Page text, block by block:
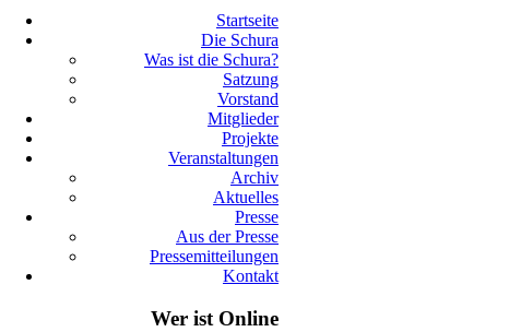
Startseite
Die Schura
Was ist die Schura?
Satzung
Vorstand
Mitglieder
Projekte
Veranstaltungen
Archiv
Aktuelles
Presse
Aus der Presse
Pressemitteilungen
Kontakt
Wer ist Online